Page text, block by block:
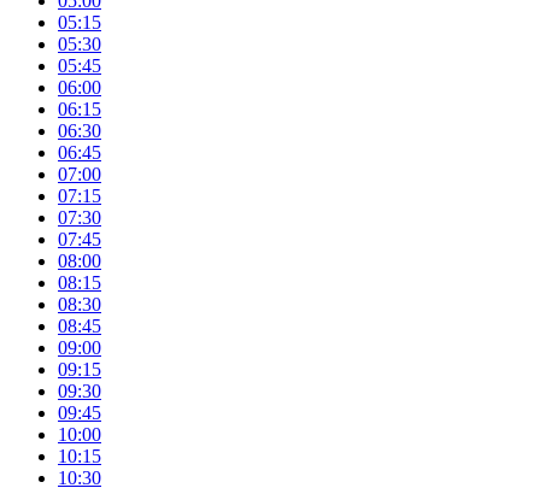
05:15
05:30
05:45
06:00
06:15
06:30
06:45
07:00
07:15
07:30
07:45
08:00
08:15
08:30
08:45
09:00
09:15
09:30
09:45
10:00
10:15
10:30